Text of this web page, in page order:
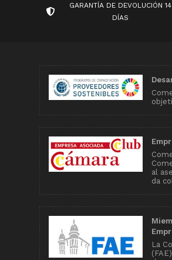
GARANTÍA DE DEVOLUCIÓN 14
DÍAS
al
da
La